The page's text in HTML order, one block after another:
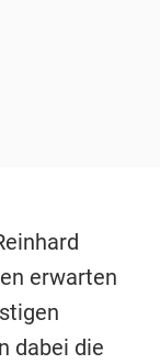
erwarten
dabei die